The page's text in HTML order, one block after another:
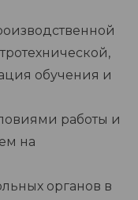
обучения и
работы и
на
органов в